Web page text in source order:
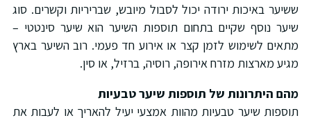
באיכות ירודה יכול לסבול מיובש, שבריריות וקשרים. סוג
נוסף שקיים בתחום תוספות השיער הוא שיער סינטטי –
לשימוש לזמן קצר או אירוע חד פעמי. רוב השיער בארץ
מארצות מזרח אירופה, רוסיה, ברזיל, או סין.
היתרונות של תוספות שיער טבעיות
שיער טבעיות מהוות אמצעי יעיל להאריך או לעבות את